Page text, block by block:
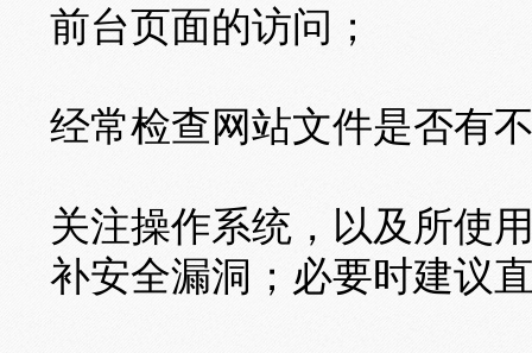
前台页面的访问；
经常检查网站文件是否有
关注操作系统，以及所使
补安全漏洞；必要时建议